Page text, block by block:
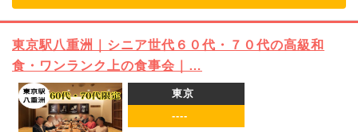
東京駅八重洲｜シニア世代６０代・７０代の高級和
食・ワンランク上の食事会｜…
東京
----